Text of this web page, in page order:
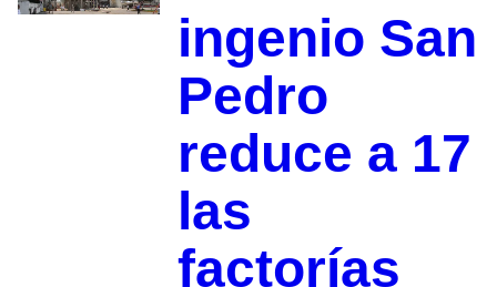
ingenio San
Pedro
reduce a 17
las
factorías